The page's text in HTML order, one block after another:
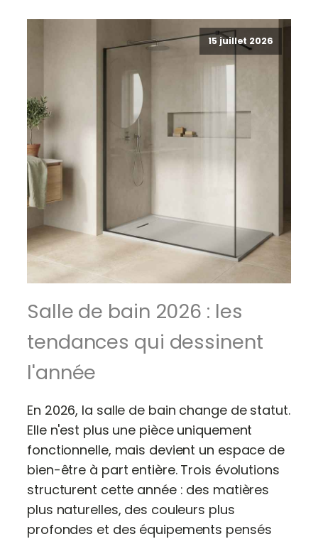
15 juillet 2026
Salle de bain 2026 : les
tendances qui dessinent
l'année
En 2026, la salle de bain change de statut.
Elle n'est plus une pièce uniquement
fonctionnelle, mais devient un espace de
bien-être à part entière. Trois évolutions
structurent cette année : des matières
plus naturelles, des couleurs plus
profondes et des équipements pensés